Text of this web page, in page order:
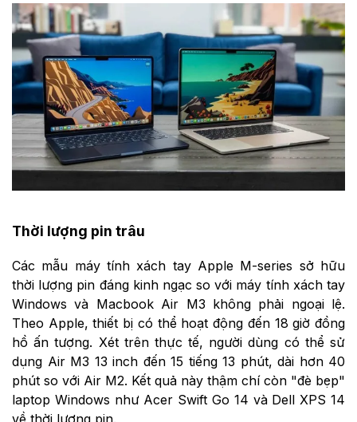
Thời lượng pin trâu
Các mẫu máy tính xách tay Apple M-series sở hữu
thời lượng pin đáng kinh ngạc so với máy tính xách tay
Windows và Macbook Air M3 không phải ngoại lệ.
Theo Apple, thiết bị có thể hoạt động đến 18 giờ đồng
hồ ấn tượng. Xét trên thực tế, người dùng có thể sử
dụng Air M3 13 inch đến 15 tiếng 13 phút, dài hơn 40
phút so với Air M2. Kết quả này thậm chí còn "đè bẹp"
laptop Windows như Acer Swift Go 14 và Dell XPS 14
về thời lượng pin.